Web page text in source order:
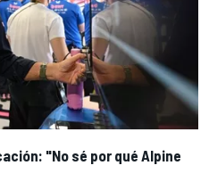
"No sé por qué Alpine